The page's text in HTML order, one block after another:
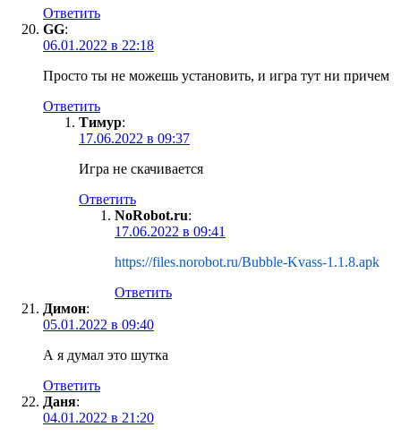
Ответить
GG:
06.01.2022 в 22:18
Просто ты не можешь установить, и игра тут ни причем
Ответить
Тимур:
17.06.2022 в 09:37
Игра не скачивается
Ответить
NoRobot.ru:
17.06.2022 в 09:41
https://files.norobot.ru/Bubble-Kvass-1.1.8.apk
Ответить
Димон:
05.01.2022 в 09:40
А я думал это шутка
Ответить
Даня:
04.01.2022 в 21:20